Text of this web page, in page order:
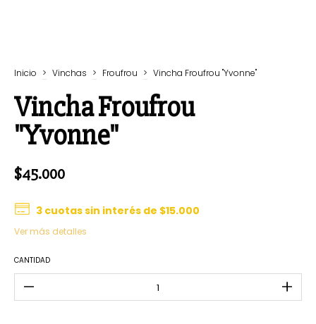
Inicio > Vinchas > Froufrou > Vincha Froufrou "Yvonne"
Vincha Froufrou
"Yvonne"
$45.000
3 cuotas sin interés de $15.000
Ver más detalles
CANTIDAD